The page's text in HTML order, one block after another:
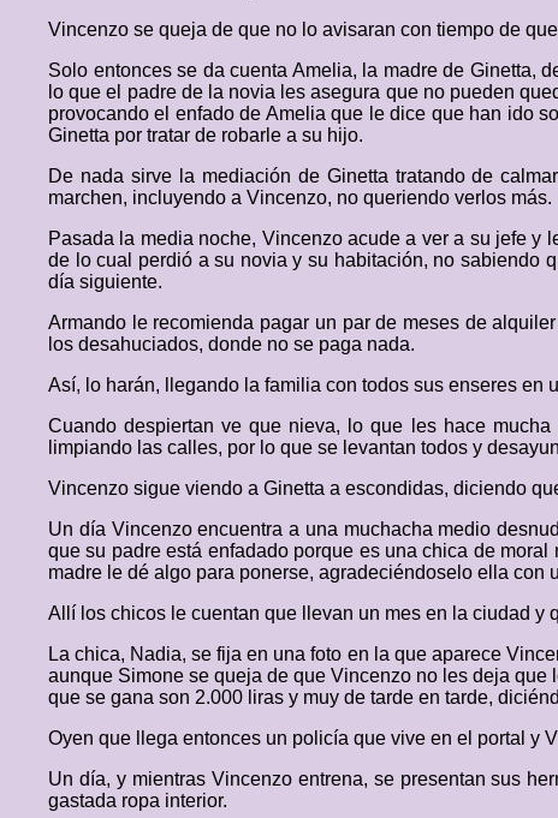
Vincenzo se queja de que no lo avisaran con tiempo de
Solo entonces se da cuenta Amelia, la madre de Ginetta,
lo que el padre de la novia les asegura que no pueden
provocando el enfado de Amelia que le dice que han ido
Ginetta por tratar de robarle a su hijo.
De nada sirve la mediación de Ginetta tratando de
marchen, incluyendo a Vincenzo, no queriendo verlos más.
Pasada la media noche, Vincenzo acude a ver a su jefe
de lo cual perdió a su novia y su habitación, no sabiendo
día siguiente.
Armando le recomienda pagar un par de meses de
los desahuciados, donde no se paga nada.
Así, lo harán, llegando la familia con todos sus enseres en
Cuando despiertan ve que nieva, lo que les hace
limpiando las calles, por lo que se levantan todos y
Vincenzo sigue viendo a Ginetta a escondidas, diciendo
Un día Vincenzo encuentra a una muchacha medio
que su padre está enfadado porque es una chica de
madre le dé algo para ponerse, agradeciéndoselo ella con
Allí los chicos le cuentan que llevan un mes en la ciudad
La chica, Nadia, se fija en una foto en la que aparece
aunque Simone se queja de que Vincenzo no les deja
que se gana son 2.000 liras y muy de tarde en tarde,
Oyen que llega entonces un policía que vive en el portal y
Un día, y mientras Vincenzo entrena, se presentan sus
gastada ropa interior.